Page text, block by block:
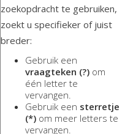
zoekopdracht te gebruiken,
zoekt u specifieker of juist
breder:
Gebruik een
vraagteken (?) om
één letter te
vervangen.
Gebruik een sterretje
(*) om meer letters te
vervangen.